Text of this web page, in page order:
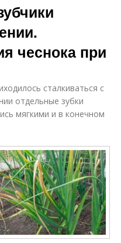
чеснока при
сталкиваться с
отдельные зубки
мягкими и в конечном